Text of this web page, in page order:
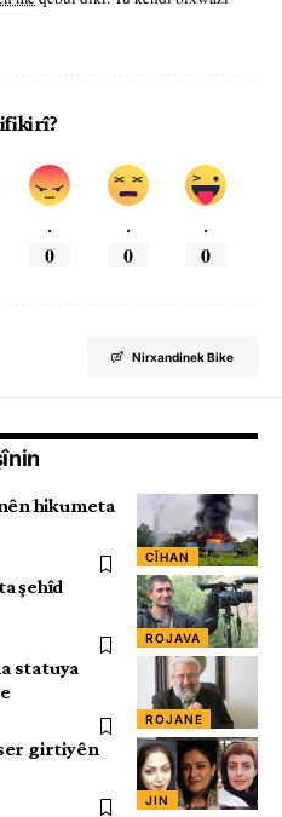
.
0
.
0
.
0
Nirxandinek Bike
CÎHAN
hikumeta
ROJAVA
şehîd
ROJANE
statuya
JIN
girtiyên